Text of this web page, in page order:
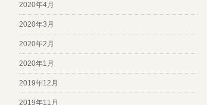
2020年4月
2020年3月
2020年2月
2020年1月
2019年12月
2019年11月